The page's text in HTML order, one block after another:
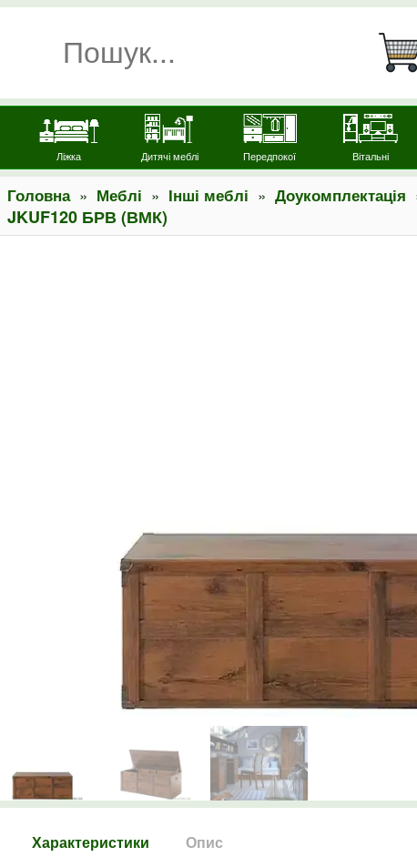
Ліжка Дитячі меблі Передпокої Вітальні
Головна» Меблі » Інші меблі » Доукомплектація
JKUF120 БРВ (ВМК)
Характеристики Опис